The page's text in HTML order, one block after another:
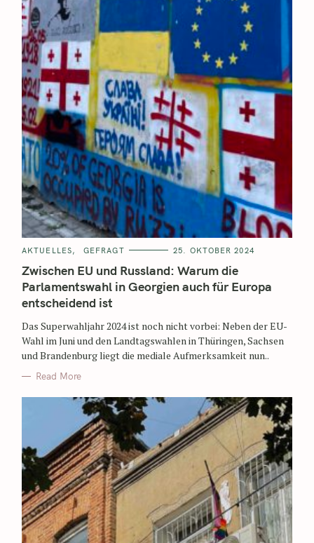
AKTUELLES GEFRAGT 25. OKTOBER 2024
Zwischen EU und Russland: Warum die
Parlamentswahl in Georgien auch für Europa
entscheidend ist
Das Superwahljahr 2024 ist noch nicht vorbei: Neben der EU-
Wahl im Juni und den Landtagswahlen in Thüringen, Sachsen
und Brandenburg liegt die mediale Aufmerksamkeit nun..
Read More